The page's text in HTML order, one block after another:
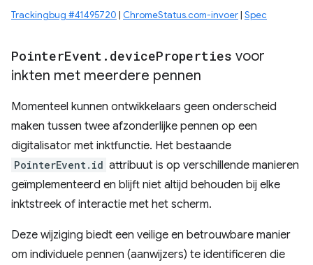
Trackingbug #41495720 | ChromeStatus.com-invoer| Spec
PointerEvent . deviceProperties voor
inkten met meerdere pennen
Momenteel kunnen ontwikkelaars geen onderscheid
maken tussen twee afzonderlijke pennen op een
digitalisator met inktfunctie. Het bestaande
PointerEvent.id attribuut is op verschillende manieren
geïmplementeerd en blijft niet altijd behouden bij elke
inktstreek of interactie met het scherm.
Deze wijziging biedt een veilige en betrouwbare manier
om individuele pennen (aanwijzers) te identificeren die